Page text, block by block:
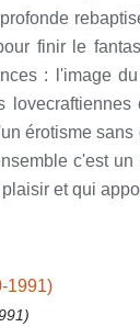
finir le
: l'image
lovecraftiennes
érotisme sans
c'est un
et qui